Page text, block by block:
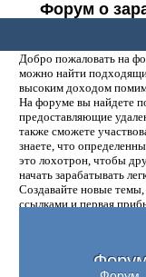
Форум о
Добро пожаловать на
можно найти
высоким доходом
На форуме вы найдете
предоставляющие
также сможете
знаете, что
это лохотрон, чтобы
начать зарабатывать
Создавайте новые
ссылками и первая